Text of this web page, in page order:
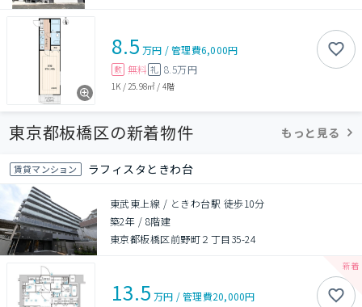
8.5 万円 /管理費6,000円
敷 無料 礼 8.5万円
1K / 25.98㎡ / 4階
東京都板橋区の新着物件 もっと見る
賃貸マンション ラフィスタときわ台
東武東上線 / ときわ台駅 徒歩10分
築2年 / 8階建
東京都板橋区前野町２丁目35-24
13.5 万円 /管理費20,000円